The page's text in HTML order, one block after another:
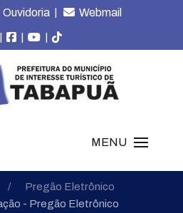
Ouvidoria | Webmail
| | |
MENU
Pregão Eletrônico
- Pregão Eletrônico